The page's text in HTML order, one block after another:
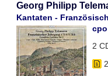
Georg Philipp
Kantaten -
cpo
2